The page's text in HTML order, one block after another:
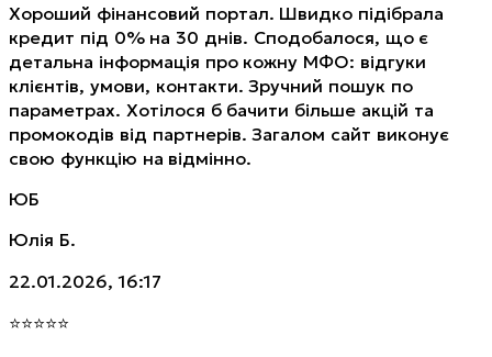
Хороший фінансовий портал. Швидко підібрала
кредит під 0% на 30 днів. Сподобалося, що є
детальна інформація про кожну МФО: відгуки
клієнтів, умови, контакти. Зручний пошук по
параметрах. Хотілося б бачити більше акцій та
промокодів від партнерів. Загалом сайт виконує
свою функцію на відмінно.
ЮБ
Юлія Б.
22.01.2026, 16:17
⭐⭐⭐⭐⭐